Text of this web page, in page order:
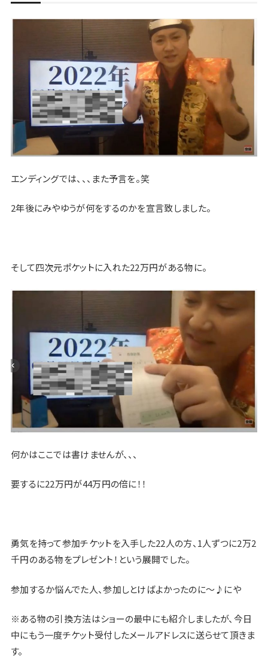
エンディングでは、、、また予言を。笑
2年後にみやゆうが何をするのかを宣言致しました。
そして四次元ポケットに入れた22万円がある物に。
何かはここでは書けませんが、、、
要するに22万円が44万円の倍に！！
勇気を持って参加チケットを入手した22人の方、1人ずつに2万2
千円のある物をプレゼント！という展開でした。
参加するか悩んでた人、参加しとけばよかったのに〜♪にや
※ある物の引換方法はショーの最中にも紹介しましたが、今日
中にもう一度チケット受付したメールアドレスに送らせて頂きま
す。